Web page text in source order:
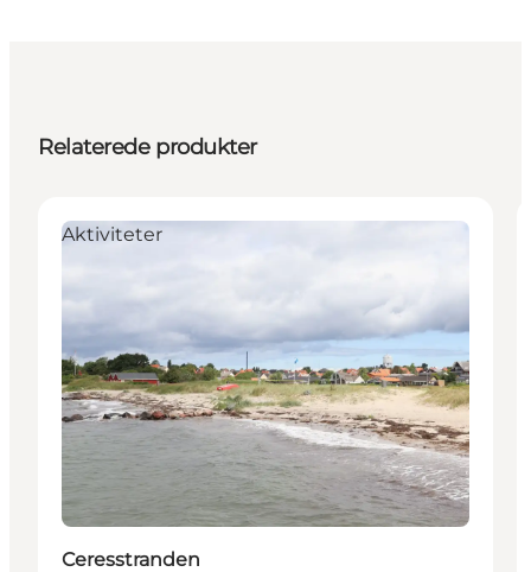
Relaterede produkter
Aktiviteter
Ceresstranden